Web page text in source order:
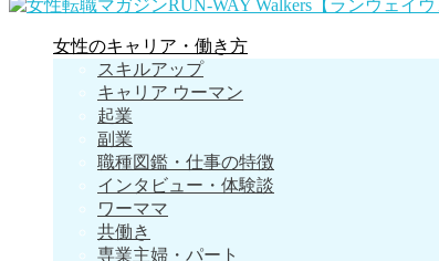
女性のキャリア・働き方
スキルアップ
キャリア ウーマン
起業
副業
職種図鑑・仕事の特徴
インタビュー・体験談
ワーママ
共働き
専業主婦・パート